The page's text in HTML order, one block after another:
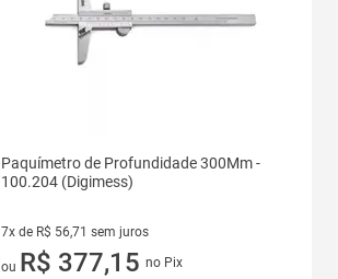
Paquímetro de Profundidade 300Mm -
100.204 (Digimess)
7x de R$ 56,71 sem juros
7 vez de R$ 56,71 sem juros
ou R$ 377,15 no Pix